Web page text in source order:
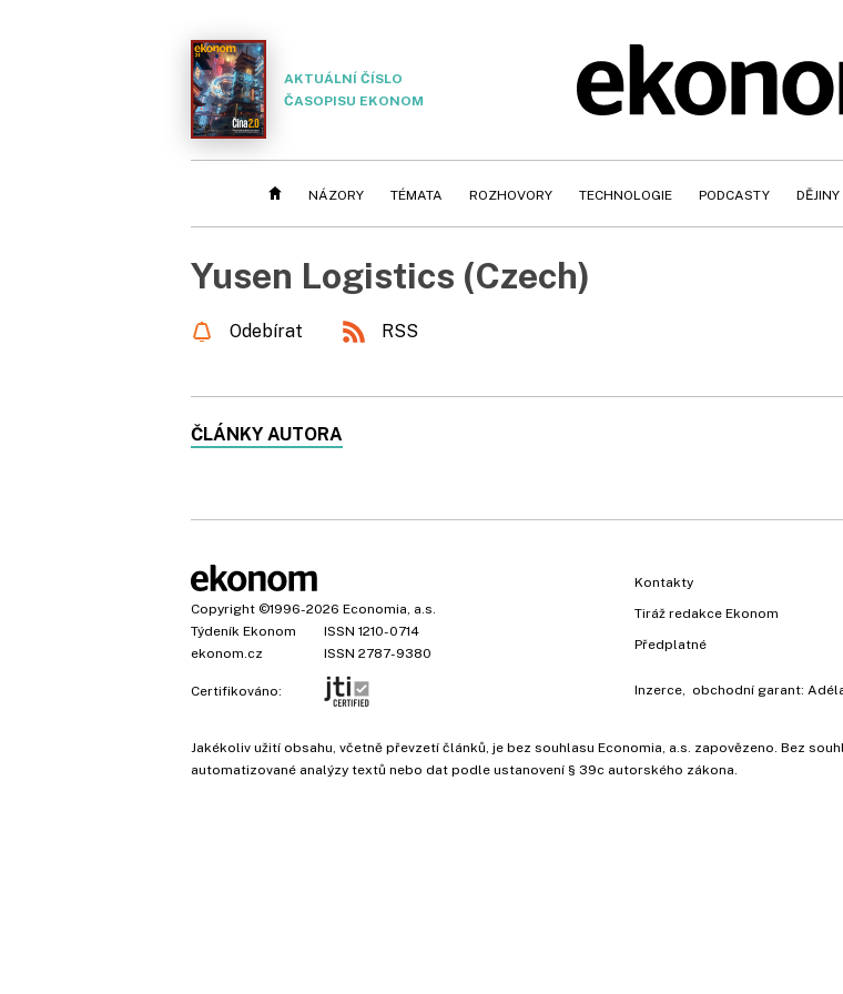
AKTUÁLNÍ ČÍSLO
ČASOPISU EKONOM
NÁZORY TÉMATA ROZHOVORY TECHNOLOGIE PODCASTY
Yusen Logistics (Czech)
Odebírat RSS
ČLÁNKY AUTORA
Copyright ©1996-2026 Economia, a.s.
Týdeník Ekonom
ISSN 1210-0714
ekonom.cz
ISSN 2787-9380
Certifikováno:
Kontakty
Tiráž redakce Ekonom
Předplatné
Inzerce , obchodní garant:
Jakékoliv užití obsahu, včetně převzetí článků, je bez souhlasu Economia, a.s. zapovězeno. Bez
automatizované analýzy textů nebo dat podle ustanovení § 39c autorského zákona.